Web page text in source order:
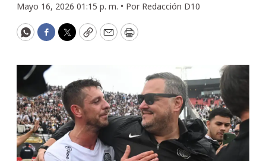
Mayo 16, 2026 01:15 p. m. • Por Redacción D10
WhatsApp
Facebook
Twitter
CopyEmailPrint